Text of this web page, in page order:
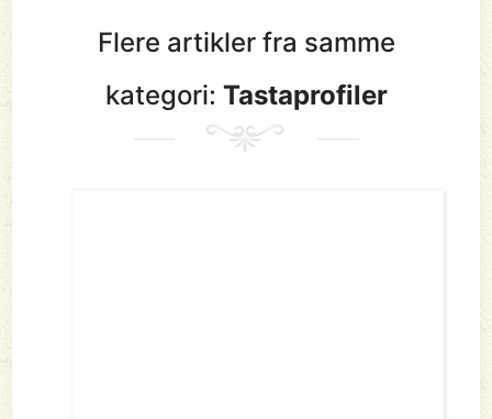
Flere artikler fra samme
kategori: Tastaprofiler